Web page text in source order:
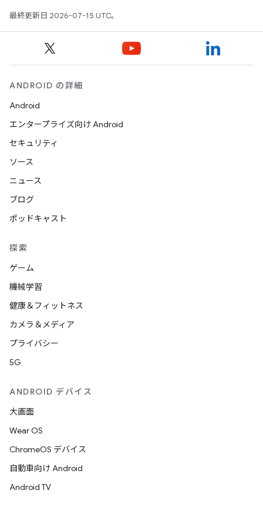
最終更新日 2026-07-15 UTC。
ANDROID の詳細
Android
エンタープライズ向け Android
セキュリティ
ソース
ニュース
ブログ
ポッドキャスト
探索
ゲーム
機械学習
健康＆フィットネス
カメラ＆メディア
プライバシー
5G
ANDROID デバイス
大画面
Wear OS
ChromeOS デバイス
自動車向け Android
Android TV